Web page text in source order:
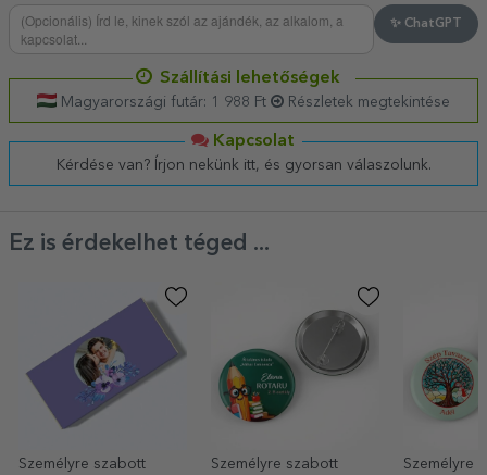
✨ ChatGPT
Szállítási lehetőségek
Magyarországi futár: 1 988 Ft Részletek megtekintése
Kapcsolat
Kérdése van? Írjon nekünk itt, és gyorsan válaszolunk.
Ez is érdekelhet téged ...
Személyre szabott
Személyre szabott
Személyre